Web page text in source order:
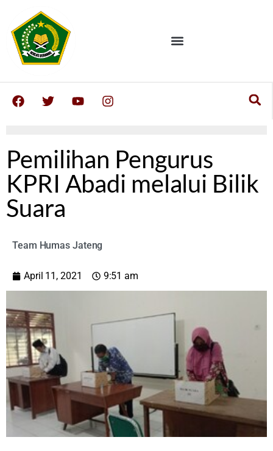
Pemilihan Pengurus
KPRI Abadi melalui Bilik
Suara
Team Humas Jateng
April 11, 2021 9:51 am